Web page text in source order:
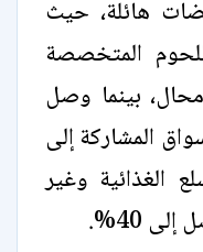
هائلة، حيث
المتخصصة
المشاركة في المبادرة 109 محال، بينما وصل
المشاركة إلى
الغذائية وغير
40%.